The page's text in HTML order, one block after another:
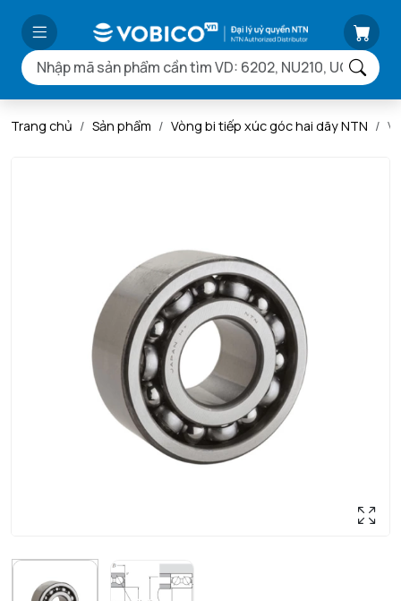
Trang chủ Sản phẩm Vòng bi tiếp xúc góc hai dãy NTN